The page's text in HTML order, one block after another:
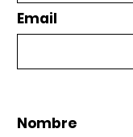
Email
Nombre